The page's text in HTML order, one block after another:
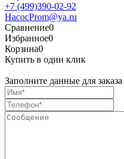
+7 (499)390-02-92
HacocProm@ya.ru
Сравнение0
Избранное0
Корзина0
Купить в один клик
Заполните данные для заказа